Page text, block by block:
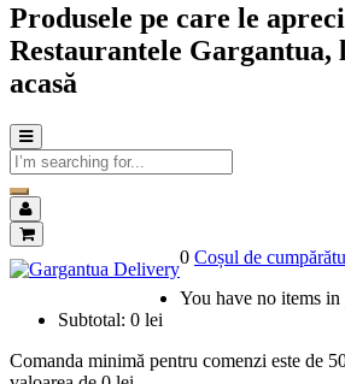
Produsele pe care le
Restaurantele
acasă
0 Coșul de
You have no items
Subtotal: 0 lei
Comanda minimă pentru comenzi este de